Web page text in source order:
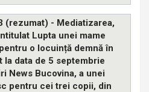
(rezumat) - Mediatizarea,
Lupta unei mame
o locuință demnă în
la data de 5 septembrie
News Bucovina, a unei
pentru cei trei copii, din